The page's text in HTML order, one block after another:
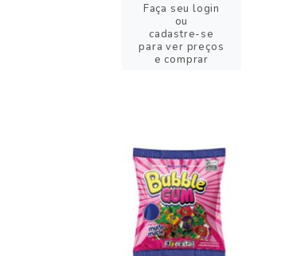
Faça seu login
ou
cadastre-se
para ver preços
e comprar